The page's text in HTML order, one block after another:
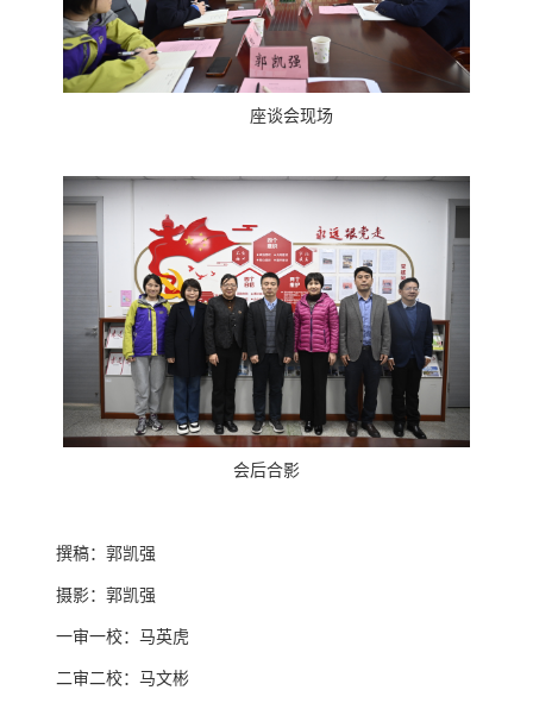
座谈会现场
会后合影
撰稿：郭凯强
摄影：郭凯强
一审一校：马英虎
二审二校：马文彬